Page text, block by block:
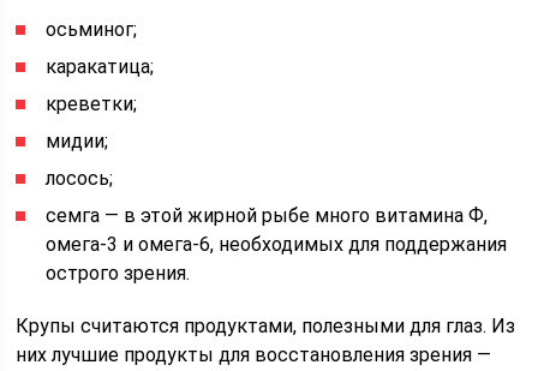
осьминог;
каракатица;
креветки;
мидии;
лосось;
семга — в этой жирной рыбе много витамина Ф,
омега-3 и омега-6, необходимых для поддержания
острого зрения.
Крупы считаются продуктами, полезными для глаз. Из
них лучшие продукты для восстановления зрения —